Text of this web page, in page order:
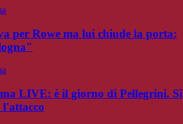
per Rowe ma lui chiude la porta:
LIVE: è il giorno di Pellegrini. Si